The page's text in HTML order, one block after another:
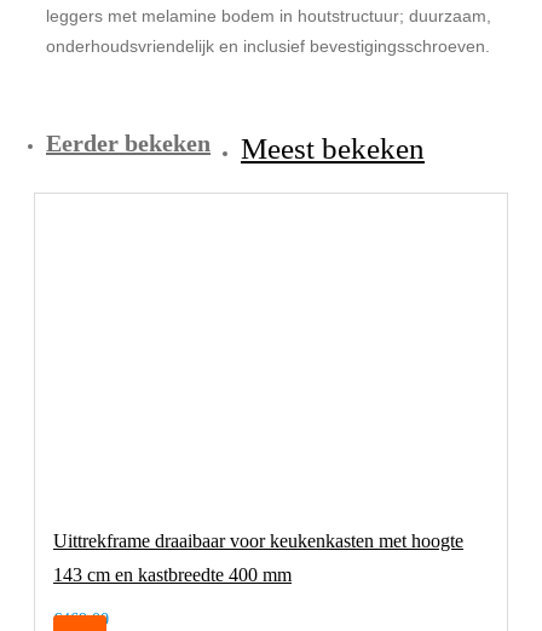
leggers met melamine bodem in houtstructuur; duurzaam,
onderhoudsvriendelijk en inclusief bevestigingsschroeven.
Eerder bekeken Meest bekeken
Uittrekframe draaibaar voor keukenkasten met hoogte
143 cm en kastbreedte 400 mm
€469,00